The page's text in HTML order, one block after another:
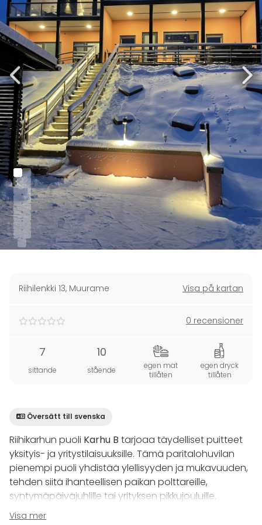
Riihilenkki 13, Muurame Visa på kartan
0 recensioner
7
sittande
10
stående
egen mat
tillåten
egen dryck
tillåten
Översätt till svenska
Riihikarhun puoli Karhu B tarjoaa täydelliset puitteet
yksityis- ja yritystilaisuuksille. Tämä paritalohuvilan
pienempi puoli yhdistää ylellisyyden ja mukavuuden,
tehden siitä ihanteellisen paikan polttareille,
syntymäpäiväjuhlille tai yrityksen pikkujouluille.
Visa mer